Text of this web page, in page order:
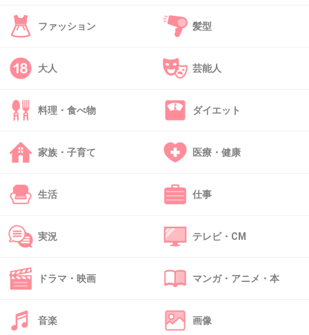
+30
桃色のクリーム買おうかな。
47. 匿名 2018/10/14(日) 21:33:28
48. 匿名 2018/10/14(日) 21:33:37
ファッション 髪型
大人 芸能人
料理・食べ物 ダイエット
家族・子育て 医療・健康
生活 仕事
実況 テレビ・CM
ドラマ・映画 マンガ・アニメ・本
音楽 画像